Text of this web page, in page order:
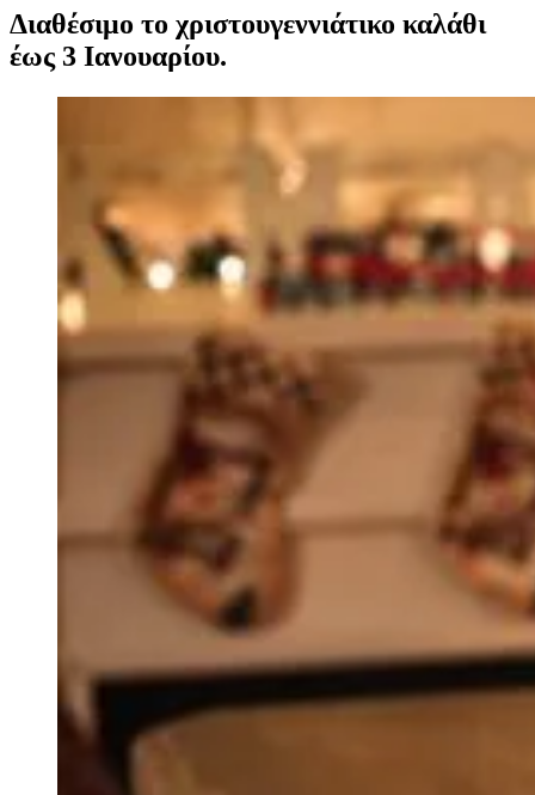
Διαθέσιμο το χριστουγεννιάτικο καλάθι
έως 3 Ιανουαρίου.